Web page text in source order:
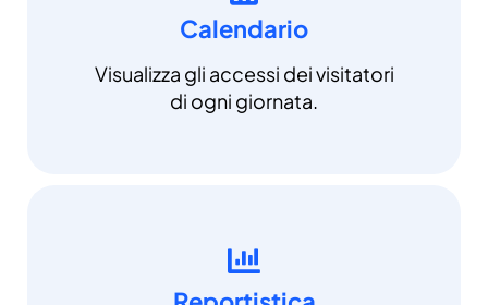
Calendario
Visualizza gli accessi dei visitatori
di ogni giornata.